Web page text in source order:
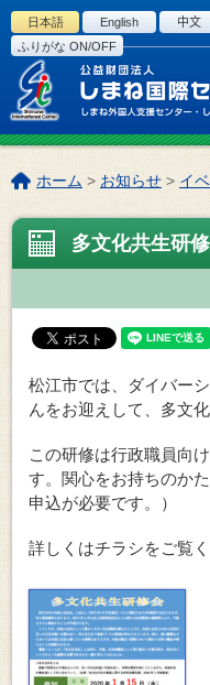
このページの本文へ
日本語 English 中文
ふりがな ON/OFF
こ
の
ペ
ジ
ホーム> お知らせ> イ
多文化共生研
松江市では、ダイバー
んをお迎えして、多文
この研修は行政職員向
す。関心をお持ちのか
申込が必要です。）
詳しくはチラシをご覧く